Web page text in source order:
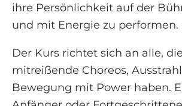
ihre Persönlichkeit auf der
und mit Energie zu performen.
Der Kurs richtet sich an alle,
mitreißende Choreos,
Bewegung mit Power haben.